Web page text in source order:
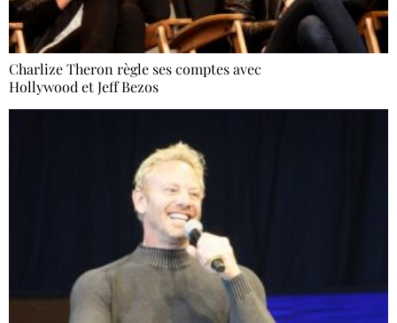
Charlize Theron règle ses comptes avec
Hollywood et Jeff Bezos